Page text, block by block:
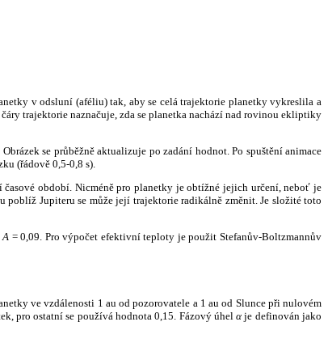
v odsluní (aféliu) tak, aby se celá trajektorie planetky vykreslila a
trajektorie naznačuje, zda se planetka nachází nad rovinou ekliptiky
se průběžně aktualizuje po zadání hodnot. Po spuštění animace
(řádově 0,5-0,8 s).
časové období. Nicméně pro planetky je obtížné jejich určení, neboť je
poblíž Jupiteru se může její trajektorie radikálně změnit. Je složité toto
A = 0,09. Pro výpočet efektivní teploty je použit Stefanův-Boltzmannův
ve vzdálenosti 1 au od pozorovatele a 1 au od Slunce při nulovém
pro ostatní se používá hodnota 0,15. Fázový úhelα je definován jako